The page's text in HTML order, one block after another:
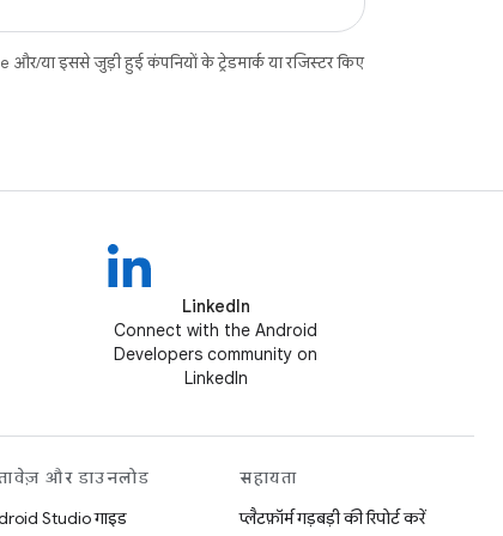
या इससे जुड़ी हुई कंपनियों के ट्रेडमार्क या रजिस्टर किए
LinkedIn
Connect with the Android
Developers community on
LinkedIn
और डाउनलोड
Studio गाइड
सहायता
प्लैटफ़ॉर्म गड़बड़ी की रिपोर्ट करें